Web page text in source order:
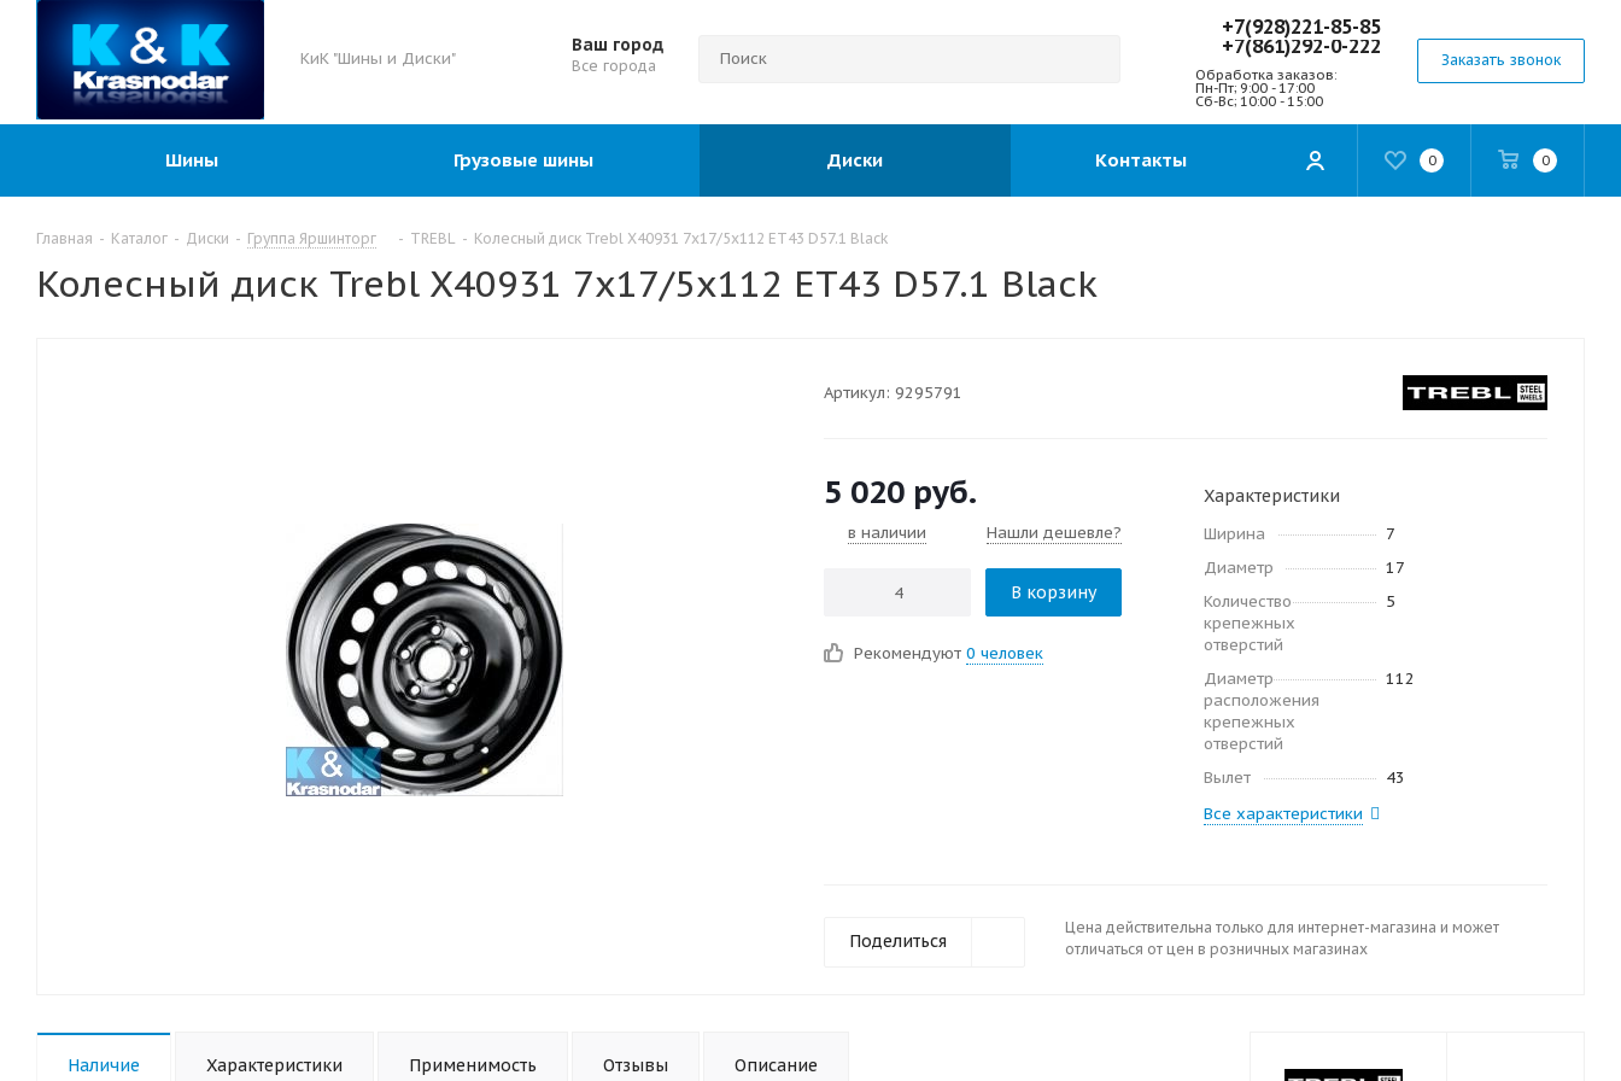
КиК "Шины и Диски"
Ваш город
Все города
+7(928)221-85-85
+7(861)292-0-222
Обработка заказов:
Пн-Пт; 9:00 - 17:00
Сб-Вс; 10:00 - 15:00
Заказать звонок
0 0
Шины Грузовые шины Диски Контакты
Главная - Каталог - Диски - Группа Яршинторг - TREBL - Колесный диск Trebl X40931 7x17/5x112 ET43 D57.1 Black
Колесный диск Trebl X40931 7x17/5x112 ET43 D57.1 Black
Артикул: 9295791
5 020 руб.
в наличии Нашли дешевле?
В корзину
Рекомендуют 0 человек
Характеристики
Ширина
7
Диаметр
17
Количество
крепежных
отверстий
5
Диаметр
расположения
крепежных
отверстий
112
Вылет
43
Все характеристики
Поделиться
Цена действительна только для интернет-магазина и может
отличаться от цен в розничных магазинах
Наличие Характеристики Применимость Отзывы Описание